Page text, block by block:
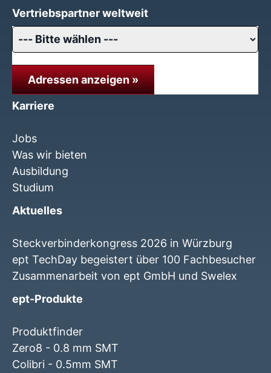
Vertriebspartner weltweit
Adressen anzeigen »
Karriere
Jobs
Was wir bieten
Ausbildung
Studium
Aktuelles
Steckverbinderkongress 2026 in Würzburg
ept TechDay begeistert über 100 Fachbesucher
Zusammenarbeit von ept GmbH und Swelex
ept-Produkte
Produktfinder
Zero8 - 0.8 mm SMT
Colibri - 0.5mm SMT